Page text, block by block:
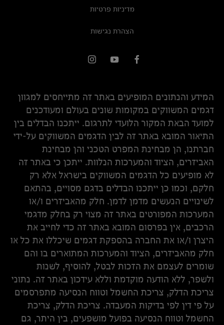
מדיניות פרטיות
הצהרת נגישות
המידע והנתונים המופיעים באתר זה מתייחסים למגוון
דגמים המשווקים במקומות שונים בעולם ומעודכנים
למועד הבאת המקור הלועדי לתרגום. ייתכנו הבדלים בין
התיאור המובא באתר זה לבין הדגמים המשווקים על-ידי
חברתנו, הן מבחינת המפרט הטכני והן מבחינת
האביזרים, הציוד והמערכות הנלוות. ייתכן כי באתר זה
לא מופיעים כל הדגמים המשווקים בישראל אלא רק
חלקם, וכמו כן ייתכנו הבדלים בדגם מסויים, בהתאם
לשינויים הנעשים מדמן לדמן. חלק מהאביזרים ו/או
המערכות המפורטים באתר זה מצוי רק בחלק מדגמי
הרכבים, אין בפרסום המובא באתר זה כדי לחייב את
היצרן ו/או את החברה בהספקת דגמים שיכללו את כל או
חלק מהאביזרים, הציוד והמערכות המתוארים בו והם
שומרים לעצמם את הזכות לבטל, להוסיף, לשנות
ולשפר, ללא הודעה מוקדמת וללא עידכון באתר זה. נתוני
צריכת הדלק, צריכת החשמל וטווח הנסיעה מתפרסמים
על פי דין לפי בדיקות המעבדה. צריכת הדלק, צריכת
החשמל וטווח הנסיעה בפועל מושפעים, בין היתר, גם